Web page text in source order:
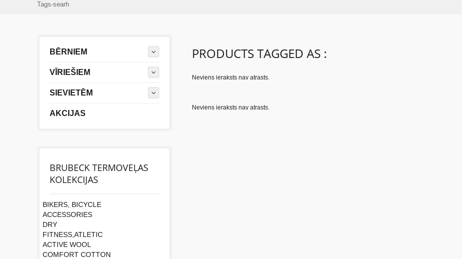
Tags-searh
PRODUCTS TAGGED AS :
Neviens ieraksts nav atrasts.
Neviens ieraksts nav atrasts.
BĒRNIEM
VĪRIEŠIEM
SIEVIETĒM
AKCIJAS
BRUBECK TERMOVEĻAS
KOLEKCIJAS
BIKERS, BICYCLE
ACCESSORIES
DRY
FITNESS,ATLETIC
ACTIVE WOOL
COMFORT COTTON